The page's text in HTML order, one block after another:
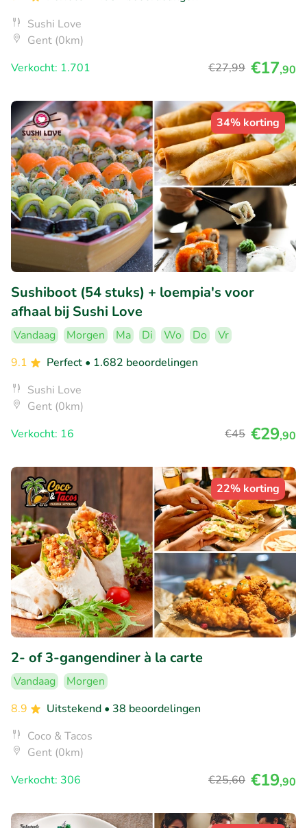
Sushi Love
Gent (0km)
Verkocht: 1.701
€27,99 €17,90
34% korting
Sushiboot (54 stuks) + loempia's voor
afhaal bij Sushi Love
Vandaag Morgen Ma Di Wo Do
Vr
9.1
Perfect • 1.682 beoordelingen
Sushi Love
Gent (0km)
Verkocht: 16
€45 €29,90
22% korting
2- of 3-gangendiner à la carte
Vandaag
Morgen
8.9
Uitstekend • 38 beoordelingen
Coco & Tacos
Gent (0km)
Verkocht: 306
€25,60 €19,90